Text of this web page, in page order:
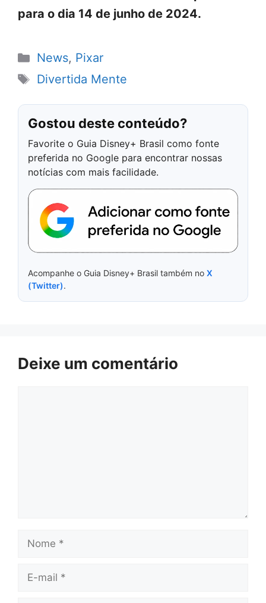
para o dia 14 de junho de 2024.
Categorias
News, Pixar
Tags
Divertida Mente
Gostou deste conteúdo?
Favorite o Guia Disney+ Brasil como fonte
preferida no Google para encontrar nossas
notícias com mais facilidade.
Acompanhe o Guia Disney+ Brasil também no X
(Twitter).
Deixe um comentário
Nome
E-